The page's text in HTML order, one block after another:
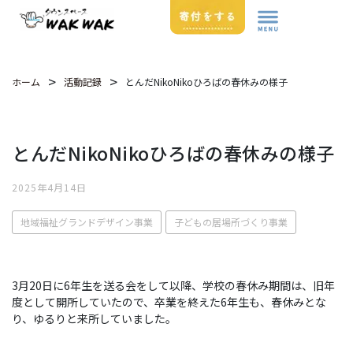
ホーム > 活動記録 > とんだNikoNikoひろばの春休みの様子
とんだNikoNikoひろばの春休みの様子
2025年4月14日
地域福祉グランドデザイン事業 子どもの居場所づくり事業
3月20日に6年生を送る会をして以降、学校の春休み期間は、旧年
度として開所していたので、卒業を終えた6年生も、春休みとな
り、ゆるりと来所していました。